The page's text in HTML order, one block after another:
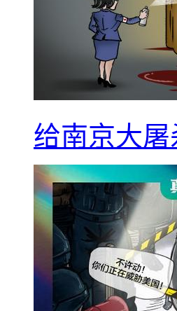
给南京大